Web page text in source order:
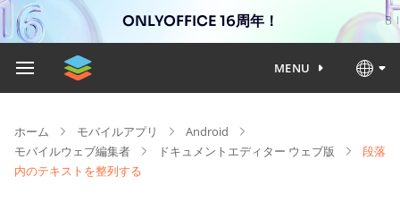
ONLYOFFICE 16周年！
MENU
ホーム モバイルアプリ
Android
モバイルウェブ編集者
ドキュメントエディター ウェブ版
段落
内のテキストを整列する